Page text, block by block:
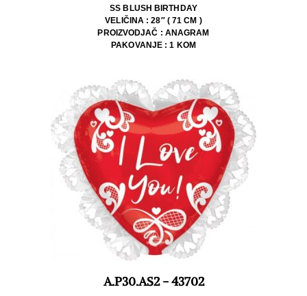
SS BLUSH BIRTHDAY
VELIČINA : 28″ ( 71 CM )
PROIZVODJAČ : ANAGRAM
PAKOVANJE : 1 KOM
A.P30.AS2 - 43702